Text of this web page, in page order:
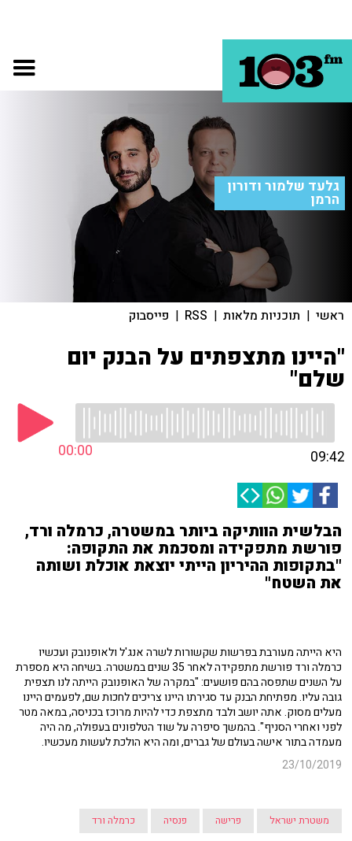
גלעד שלמור ודורון
הרמן
ראשי | תוכניות מלאות |
RSS
| פייסבוק
"היינו מתצפתים על הבנק יום
שלם"
00:00 09:42
הבלשית הוותיקה ביותר במשטרה, כרמלה ורד,
פורשת מתפקידה ומסכמת את התקופה:
"בתקופות ההיריון הייתי יוצאת אוכלת ושותה
את השטח"
היא הייתה מעורבת בפרשות שקשורות לשרה אנג'ל ולאופנובק ועכשיו
כרמלה ורד פורשת מתפקידה לאחר 35 שנים במשטרה. בשיחה היא מספרת
על השנים שתפסה בהם פושעים: "במקרה של האופנובק הייתה לנו תצפית
גובה עליו. מפתיחת הבנק עד סגירתו היינו צריכים לחכות שם, לפעמים היינו
מעלים מסוק. אתה יושב ולבד מתצפת כדי להיות מרוכז בכניסה, במאה מטר
לפני ואחרי הסניף". בהמשך סיפרה על שוד הטלפונים בעפולה, מה היה
מעמדה בתור אישה בעולם של גברים, ומה היא הולכת לעשות מעכשיו.
23/10/2019
משטרת ישראל פרישה פנסיה כרמלה ורד